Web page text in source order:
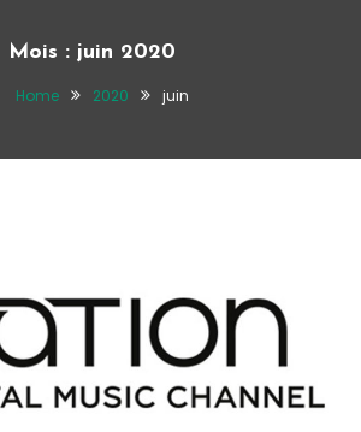
Mois : juin 2020
Home 2020 juin